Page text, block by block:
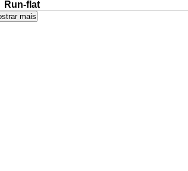
Run-flat
mais